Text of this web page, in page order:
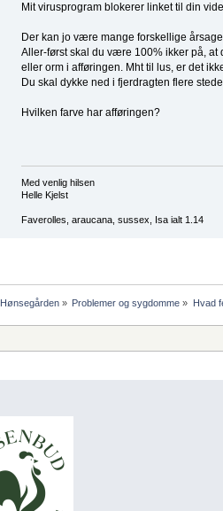
Mit virusprogram blokerer linket til din
Der kan jo være mange forskellige
Aller-først skal du være 100% ikker på, at
eller orm i afføringen. Mht til lus, er det
Du skal dykke ned i fjerdragten flere
Hvilken farve har afføringen?
Med venlig hilsen
Helle Kjelst
Faverolles, araucana, sussex, Isa ialt 1.14
Hønsegården» Problemer og sygdomme » Hvad